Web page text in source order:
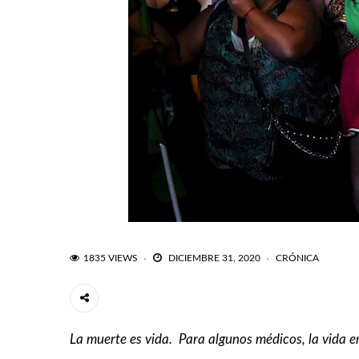
1835 VIEWS DICIEMBRE 31, 2020 CRÓNICA
La muerte es vida. Para algunos médicos, la vida